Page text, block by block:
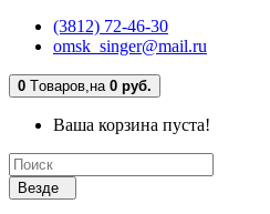
(3812) 72-46-30
omsk_singer@mail.ru
0 Tоваров,на 0 руб.
Ваша корзина пуста!
Везде